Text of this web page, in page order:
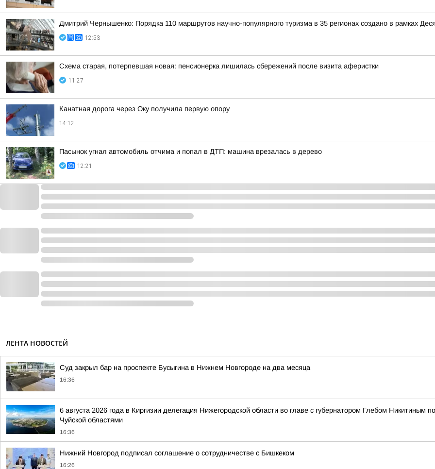
Дмитрий Чернышенко: Порядка 110 маршрутов научно-популярного туризма в 35 регионах создано в рамках
12:53
Схема старая, потерпевшая новая: пенсионерка лишилась сбережений после визита аферистки
11:27
Канатная дорога через Оку получила первую опору
14:12
Пасынок угнал автомобиль отчима и попал в ДТП: машина врезалась в дерево
12:21
ЛЕНТА НОВОСТЕЙ
Суд закрыл бар на проспекте Бусыгина в Нижнем Новгороде на два месяца
16:36
6 августа 2026 года в Киргизии делегация Нижегородской области во главе с губернатором Глебом
Чуйской областями
16:36
Нижний Новгород подписал соглашение о сотрудничестве с Бишкеком
16:26